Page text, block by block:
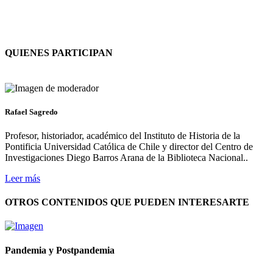
QUIENES PARTICIPAN
Rafael Sagredo
Profesor, historiador, académico del Instituto de Historia de la
Pontificia Universidad Católica de Chile y director del Centro de
Investigaciones Diego Barros Arana de la Biblioteca Nacional..
Leer más
OTROS CONTENIDOS QUE PUEDEN INTERESARTE
Pandemia y Postpandemia